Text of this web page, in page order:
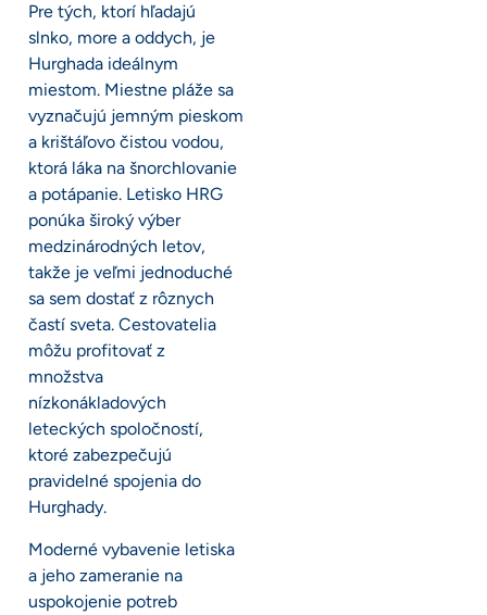
Pre tých, ktorí hľadajú
slnko, more a oddych, je
Hurghada ideálnym
miestom. Miestne pláže sa
vyznačujú jemným pieskom
a krištáľovo čistou vodou,
ktorá láka na šnorchlovanie
a potápanie. Letisko HRG
ponúka široký výber
medzinárodných letov,
takže je veľmi jednoduché
sa sem dostať z rôznych
častí sveta. Cestovatelia
môžu profitovať z
množstva
nízkonákladových
leteckých spoločností,
ktoré zabezpečujú
pravidelné spojenia do
Hurghady.
Moderné vybavenie letiska
a jeho zameranie na
uspokojenie potreb